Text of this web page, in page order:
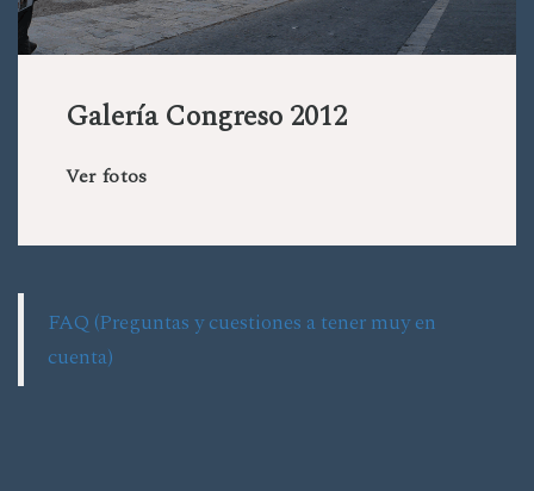
Galería Congreso 2012
Ver fotos
FAQ (Preguntas y cuestiones a tener muy en
cuenta)